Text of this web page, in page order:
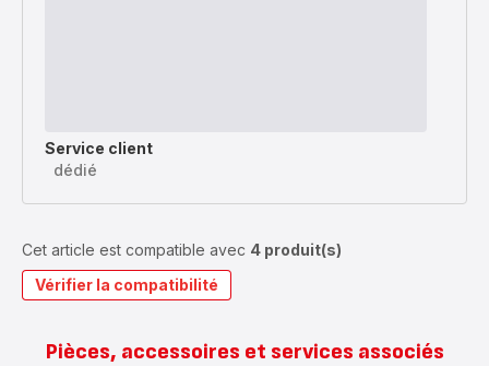
Service client
dédié
Cet article est compatible avec 4 produit(s)
Vérifier la compatibilité
Pièces, accessoires et services associés